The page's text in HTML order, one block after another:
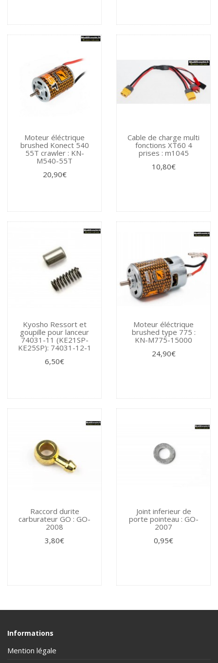
Moteur éléctrique
brushed Konect 540
55T crawler : KN-
M540-55T
20,90€
Cable de charge multi
fonctions XT60 4
prises : m1045
10,80€
Kyosho Ressort et
goupille pour lanceur
74031-11 (KE21SP-
KE25SP): 74031-12-1
6,50€
Moteur éléctrique
brushed type 775 :
KN-M775-15000
24,90€
Raccord durite
carburateur GO : GO-
2008
3,80€
Joint inferieur de
porte pointeau : GO-
2007
0,95€
Informations
Mention légale